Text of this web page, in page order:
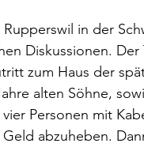
in der
Diskussionen.
zum Haus der
alten Söhne,
Personen mit
abzuheben.